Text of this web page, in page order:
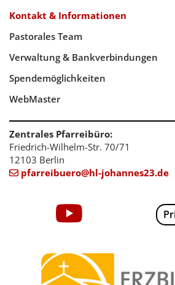
Kontakt & Informationen
Pastorales Team
Verwaltung & Bankverbindungen
Spendemöglichkeiten
WebMaster
Zentrales Pfarreibüro:
Friedrich-Wilhelm-Str. 70/71
12103 Berlin
 pfarreibuero@hl-johannes23.de